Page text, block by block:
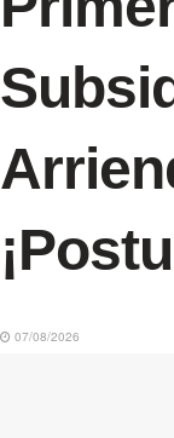
07/08/2026